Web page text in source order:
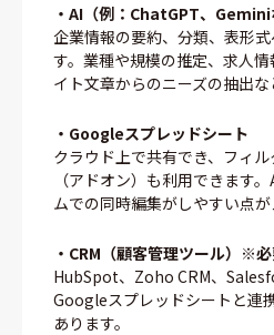
・AI（例：ChatGPT、Gemini
企業情報の要約、分類、表形
す。業種や規模の推定、求人
イト文章からのニーズの抽出な
・Googleスプレッドシート
クラウド上で共有でき、フィ
（アドオン）も利用できます
ムでの同時編集がしやすい点が
・CRM（顧客管理ツール）※
HubSpot、Zoho CRM、
Googleスプレッドシートと連
あります。